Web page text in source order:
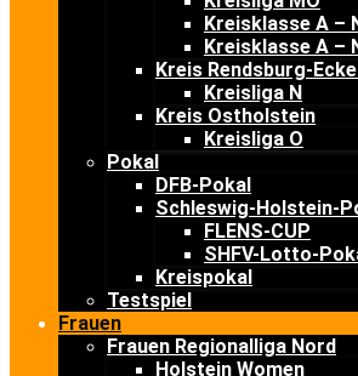
Kreisklasse A –
Kreisklasse A –
Kreis Rendsburg-
Kreisliga N
Kreis Ostholstein
Kreisliga O
Pokal
DFB-Pokal
Schleswig-Holstein-
FLENS-CUP
SHFV-Lotto-
Kreispokal
Testspiel
Frauen
Frauen Regionalliga Nord
Holstein Women